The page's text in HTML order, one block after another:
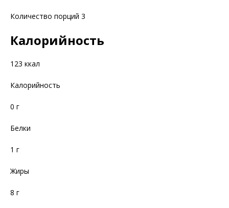
Количество порций 3
Калорийность
123 ккал
Калорийность
0 г
Белки
1 г
Жиры
8 г